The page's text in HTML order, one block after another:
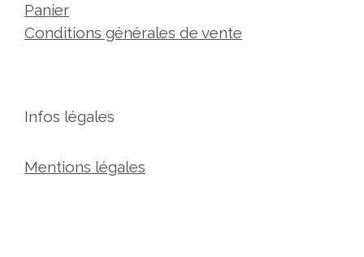
Panier
Conditions générales de vente
Infos légales
Mentions légales